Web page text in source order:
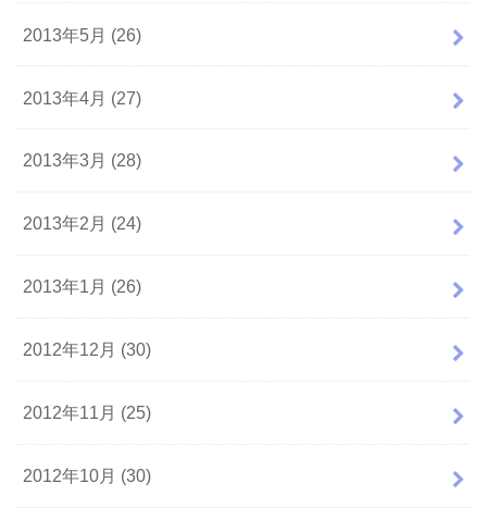
2013年5月 (26)
2013年4月 (27)
2013年3月 (28)
2013年2月 (24)
2013年1月 (26)
2012年12月 (30)
2012年11月 (25)
2012年10月 (30)